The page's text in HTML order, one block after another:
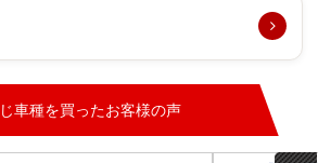
車種を買ったお客様の声